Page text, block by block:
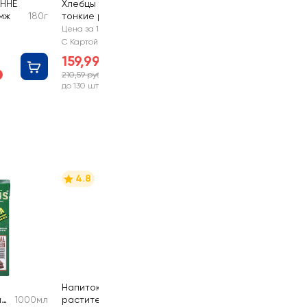
180г
Хлебцы KRUAZETT
тонкие ржаные
Цена за 1 шт
С Картой №1
159,99 руб
210,59 руб
до 130 шт
1000мл
4.8
Напиток
растительный